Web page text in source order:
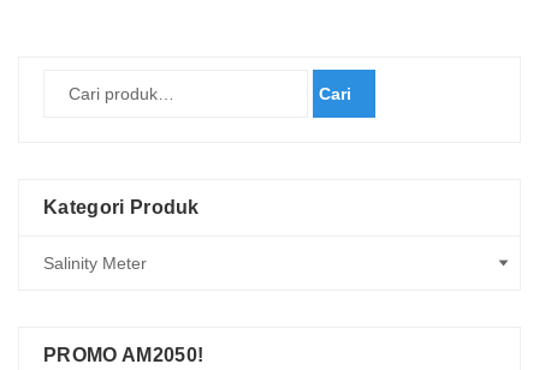
Cari
Kategori Produk
PROMO AM2050!